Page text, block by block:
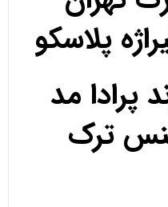
پلاسکو
پرادا مد
ترک